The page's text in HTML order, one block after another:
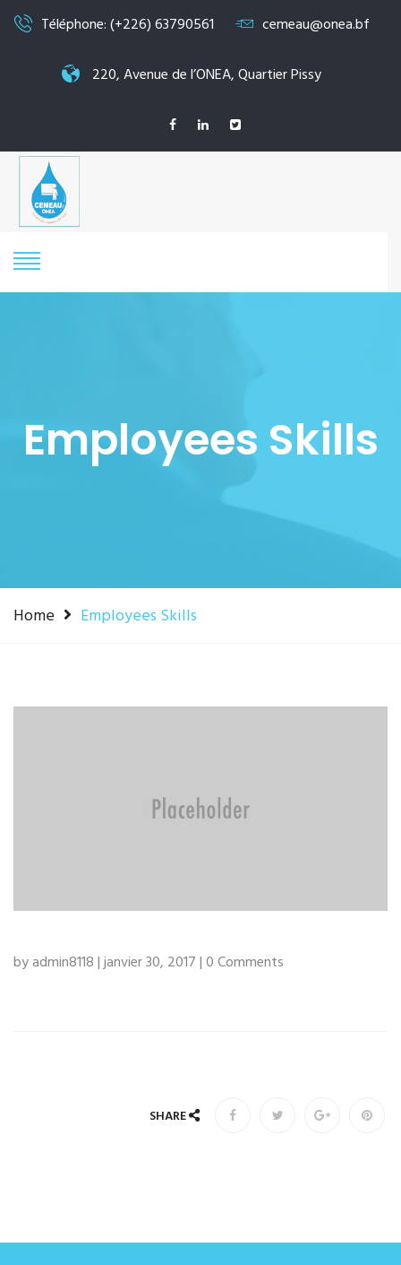
Téléphone: (+226) 63790561 cemeau@onea.bf
220, Avenue de l’ONEA, Quartier Pissy
Employees Skills
Home Employees Skills
by admin8118 | janvier 30, 2017 | 0 Comments
SHARE